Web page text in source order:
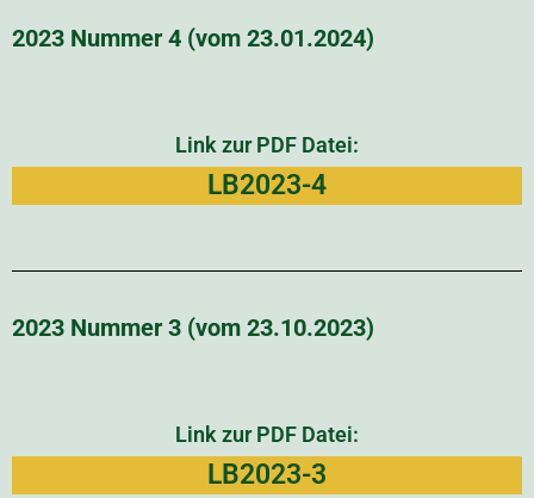
2023 Nummer 4 (vom 23.01.2024)
Link zur PDF Datei:
LB2023-4
2023 Nummer 3 (vom 23.10.2023)
Link zur PDF Datei:
LB2023-3